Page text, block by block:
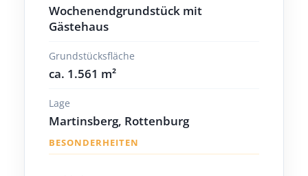
Wochenendgrundstück mit
Gästehaus
Grundstücksfläche
ca. 1.561 m²
Lage
Martinsberg, Rottenburg
BESONDERHEITEN